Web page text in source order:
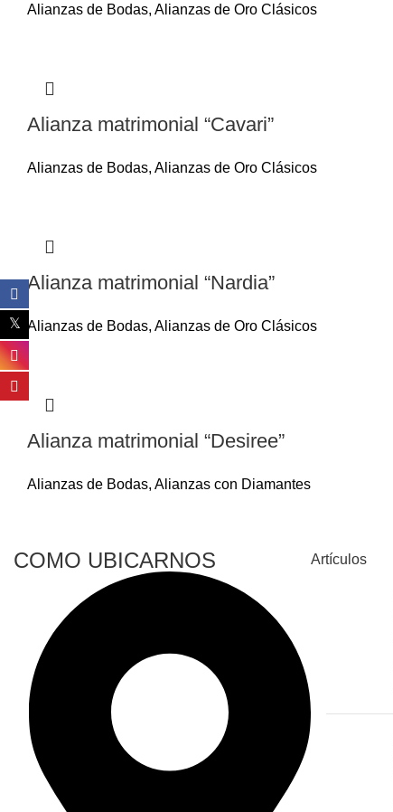
Alianzas de Bodas, Alianzas de Oro Clásicos
Alianza matrimonial “Cavari”
Alianzas de Bodas, Alianzas de Oro Clásicos
Alianza matrimonial “Nardia”
Alianzas de Bodas, Alianzas de Oro Clásicos
Alianza matrimonial “Desiree”
Alianzas de Bodas, Alianzas con Diamantes
COMO UBICARNOS Artículos